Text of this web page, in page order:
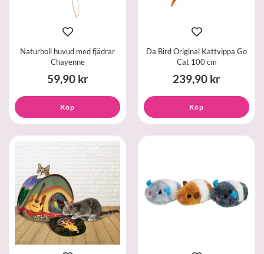
Naturboll huvud med fjädrar
Chayenne
59,90 kr
Köp
Da Bird Original Kattvippa Go
Cat 100 cm
239,90 kr
Köp